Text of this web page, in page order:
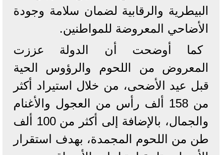
البيطرية والرقابية لضمان سلامة وجودة
الأضاحي المعروضة للمواطنين.
كما أوضحت أن الدولة عززت
المعروض من اللحوم والرؤوس الحية
قبل عيد الأضحى، من خلال استيراد أكثر
من 158 ألف رأس من العجول والأغنام
والجمال، بالإضافة إلى أكثر من 100 ألف
طن من اللحوم المجمدة، بهدف استقرار